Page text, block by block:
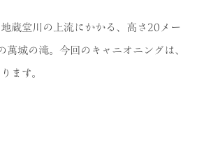
蔵堂川の上流にかかる、高さ20メー
萬城の滝。今回のキャニオニングは、
ます。